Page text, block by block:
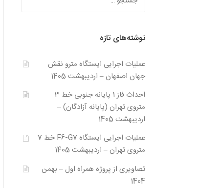
برای:
نوشته‌های تازه
عملیات اجرایی ایستگاه مترو نقش
جهان اصفهان – اردیبهشت 1405
احداث فاز 1 پایانه جنوبی خط 3
متروی تهران (پایانه آزادگان) –
اردیبهشت 1405
عملیات اجرایی ایستگاه F6-G7 خط 7
متروی تهران – اردیبهشت 1405
تصاویری از پروژه همراه اول – بهمن
1404